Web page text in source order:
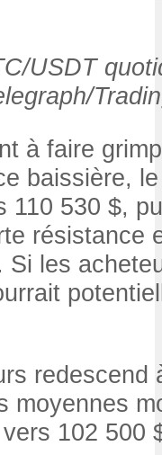
USDT
à faire
baissière,
110 530 $,
résistance
Si les
redescend
moyennes
102 500